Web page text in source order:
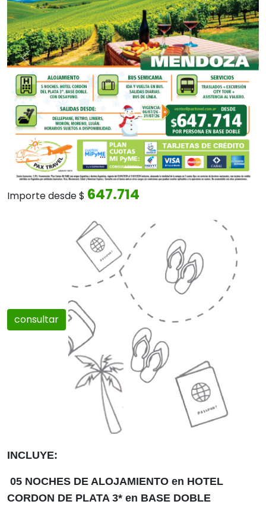
Anterior
Importe desde $ 647.714
consultar
INCLUYE:
05 NOCHES DE ALOJAMIENTO en HOTEL
CORDON DE PLATA 3* en BASE DOBLE